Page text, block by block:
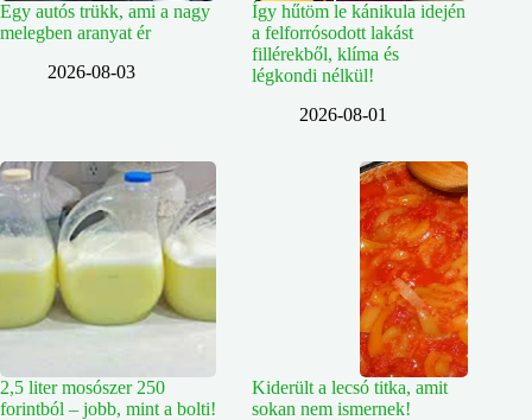
Egy autós trükk, ami a nagy
melegben aranyat ér
2026-08-03
Így hűtöm le kánikula idején
a felforrósodott lakást
fillérekből, klíma és
légkondi nélkül!
2026-08-01
2,5 liter mosószer 250
forintból – jobb, mint a bolti!
Kiderült a lecsó titka, amit
sokan nem ismernek!